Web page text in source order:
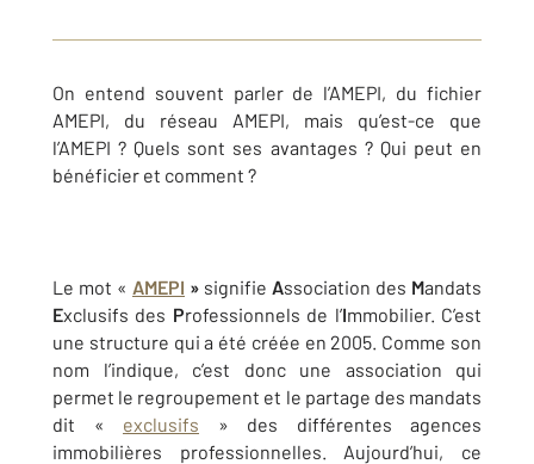
On entend souvent parler de l’AMEPI, du fichier
AMEPI, du réseau AMEPI, mais qu’est-ce que
l’AMEPI ? Quels sont ses avantages ? Qui peut en
bénéficier et comment ?
Le mot « AMEPI » signifie Association des Mandats
Exclusifs des Professionnels de l’Immobilier. C’est
une structure qui a été créée en 2005. Comme son
nom l’indique, c’est donc une association qui
permet le regroupement et le partage des mandats
dit « exclusifs » des différentes agences
immobilières professionnelles. Aujourd’hui, ce